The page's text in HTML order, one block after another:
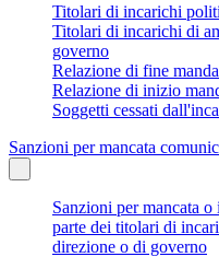
Titolari di incarichi
Titolari di incarichi di
governo
Relazione di fine
Relazione di inizio
Soggetti cessati
Sanzioni per mancata
Sanzioni per mancata
parte dei titolari di
direzione o di governo